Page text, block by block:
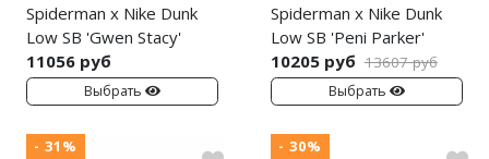
Spiderman x Nike Dunk
Low SB 'Gwen Stacy'
11056 руб
Выбрать
Spiderman x Nike Dunk
Low SB 'Peni Parker'
10205 руб 13607 руб
Выбрать
- 31% - 30%